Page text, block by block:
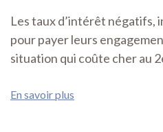
Les taux d’intérêt négatifs,
pour payer leurs
situation qui coûte cher au
En savoir plus